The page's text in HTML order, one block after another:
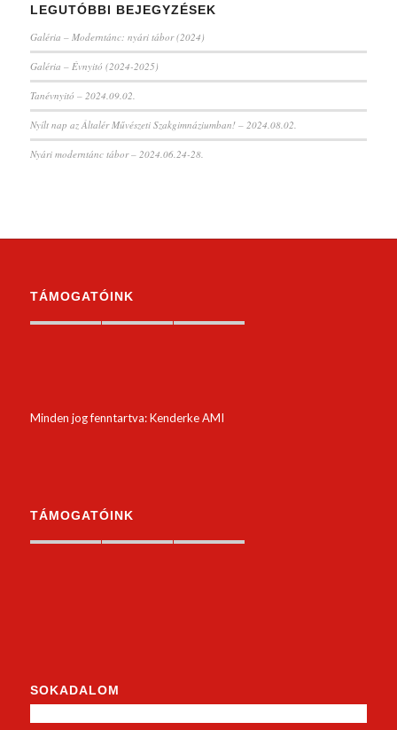
LEGUTÓBBI BEJEGYZÉSEK
Galéria – Moderntánc: nyári tábor (2024)
Galéria – Évnyitó (2024-2025)
Tanévnyitó – 2024.09.02.
Nyílt nap az Általér Művészeti Szakgimnáziumban! – 2024.08.02.
Nyári moderntánc tábor – 2024.06.24-28.
TÁMOGATÓINK
Minden jog fenntartva: Kenderke AMI
TÁMOGATÓINK
SOKADALOM